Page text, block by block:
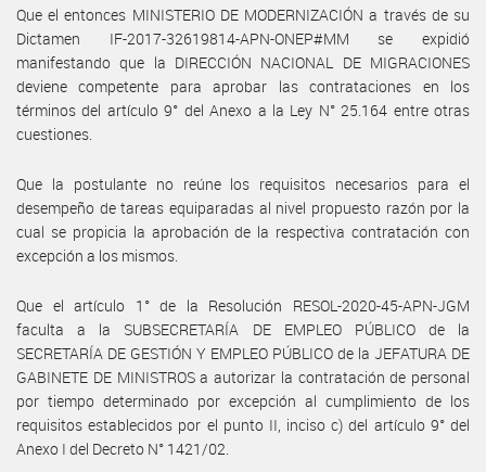
Que el entonces MINISTERIO DE MODERNIZACIÓN a través de su
Dictamen IF-2017-32619814-APN-ONEP#MM se expidió
manifestando que la DIRECCIÓN NACIONAL DE MIGRACIONES
deviene competente para aprobar las contrataciones en los
términos del artículo 9° del Anexo a la Ley N° 25.164 entre otras
cuestiones.
Que la postulante no reúne los requisitos necesarios para el
desempeño de tareas equiparadas al nivel propuesto razón por la
cual se propicia la aprobación de la respectiva contratación con
excepción a los mismos.
Que el artículo 1° de la Resolución RESOL-2020-45-APN-JGM
faculta a la SUBSECRETARÍA DE EMPLEO PÚBLICO de la
SECRETARÍA DE GESTIÓN Y EMPLEO PÚBLICO de la JEFATURA DE
GABINETE DE MINISTROS a autorizar la contratación de personal
por tiempo determinado por excepción al cumplimiento de los
requisitos establecidos por el punto II, inciso c) del artículo 9° del
Anexo I del Decreto N° 1421/02.